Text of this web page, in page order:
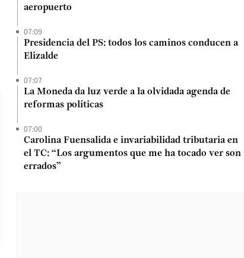
aeropuerto
07:09
Presidencia del PS: todos los caminos conducen a
Elizalde
07:07
La Moneda da luz verde a la olvidada agenda de
reformas políticas
07:00
Carolina Fuensalida e invariabilidad tributaria en
el TC: “Los argumentos que me ha tocado ver son
errados”